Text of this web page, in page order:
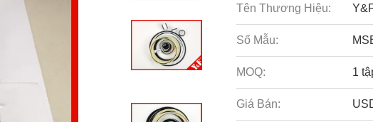
Tên Thương Hiệu:
Số Mẫu:
MOQ: 1
Giá Bán: